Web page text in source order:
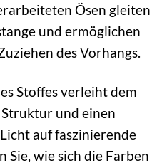
Ösen gleiten
und ermöglichen
des Vorhangs.
Stoffes verleiht dem
und einen
auf faszinierende
Sie, wie sich die Farben